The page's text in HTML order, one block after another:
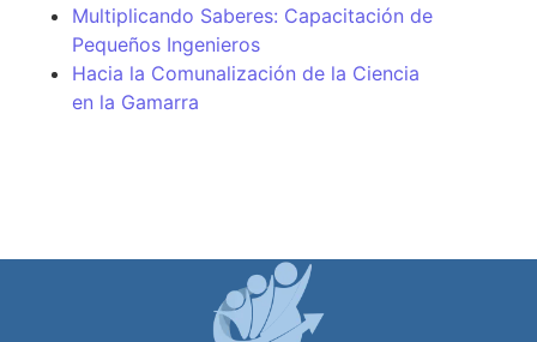
Multiplicando Saberes: Capacitación de
Pequeños Ingenieros
Hacia la Comunalización de la Ciencia
en la Gamarra